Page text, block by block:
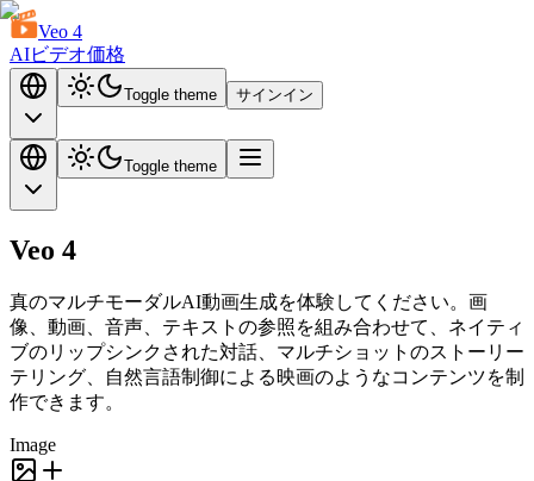
Veo 4
AIビデオ価格
Toggle theme サインイン
Toggle theme
Veo 4
真のマルチモーダルAI動画生成を体験してください。画
像、動画、音声、テキストの参照を組み合わせて、ネイティ
ブのリップシンクされた対話、マルチショットのストーリー
テリング、自然言語制御による映画のようなコンテンツを制
作できます。
Image